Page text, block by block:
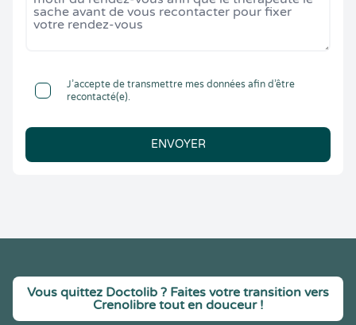
J’accepte de transmettre mes données afin d’être
recontacté(e).
ENVOYER
Vous quittez Doctolib ? Faites votre transition vers
Crenolibre tout en douceur !